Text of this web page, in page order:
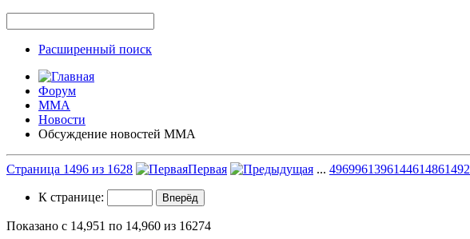
Расширенный поиск
Форум
ММА
Новости
Обсуждение новостей ММА
Страница 1496 из 1628 Первая ... 4969961396144614861492
К странице:
Показано с 14,951 по 14,960 из 16274